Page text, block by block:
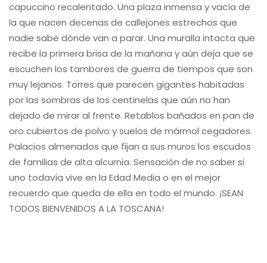
capuccino recalentado. Una plaza inmensa y vacía de
la que nacen decenas de callejones estrechos que
nadie sabe dónde van a parar. Una muralla intacta que
recibe la primera brisa de la mañana y aún deja que se
escuchen los tambores de guerra de tiempos que son
muy lejanos. Torres que parecen gigantes habitadas
por las sombras de los centinelas que aún no han
dejado de mirar al frente. Retablos bañados en pan de
oro cubiertos de polvo y suelos de mármol cegadores.
Palacios almenados que fijan a sus muros los escudos
de familias de alta alcurnia. Sensación de no saber si
uno todavía vive en la Edad Media o en el mejor
recuerdo que queda de ella en todo el mundo. ¡SEAN
TODOS BIENVENIDOS A LA TOSCANA!